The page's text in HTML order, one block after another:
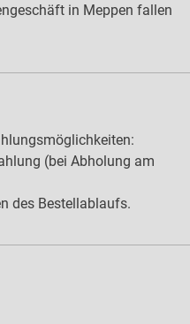
in Meppen fallen
(bei Abholung am
des Bestellablaufs.